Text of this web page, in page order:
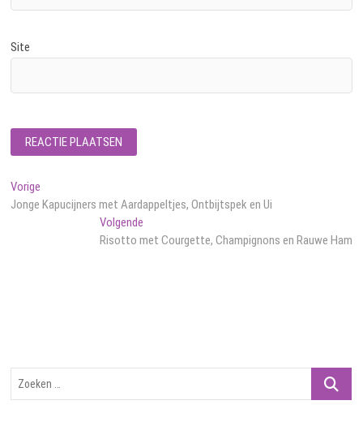
Site
Bericht
navigatie
Vorige
bericht:
Jonge Kapucijners met Aardappeltjes, Ontbijtspek en Ui
VolgendeVolgend
bericht:
Risotto met Courgette, Champignons en Rauwe Ham
Zoeken